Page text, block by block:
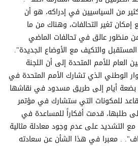
من السياسيين في إدراكه، هو أن
تغير التحالفات، وهناك من ما
منظور عالق في تحالفات الماضي
المستقبل والتكيف مع الأوضاع الجديدة".
العام للأمم المتحدة إلى أن اللجنة
الوطني الذي تشارك الأمم المتحدة في
بضعة أيام إلى طريق مسدود في نقاشها
للمكونات التي ستشارك في مؤتمر
على طلبها، قدمت أفكاراً للمساعدة في
مع التشديد على عدم وجود معادلة مثالية
. معبرا في هذا الشأن عن سعادته